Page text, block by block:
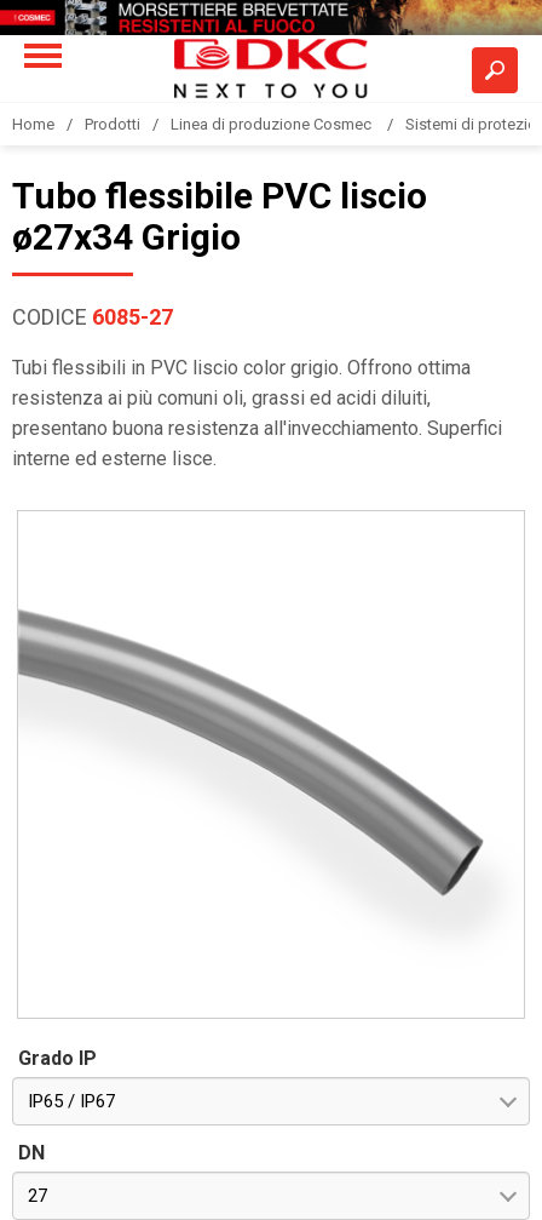
Home Prodotti Linea di produzione Cosmec Sistemi di
Tubo flessibile PVC liscio
ø27x34 Grigio
CODICE 6085-27
Tubi flessibili in PVC liscio color grigio. Offrono ottima
resistenza ai più comuni oli, grassi ed acidi diluiti,
presentano buona resistenza all'invecchiamento. Superfici
interne ed esterne lisce.
Grado IP
IP65 / IP67
DN
27